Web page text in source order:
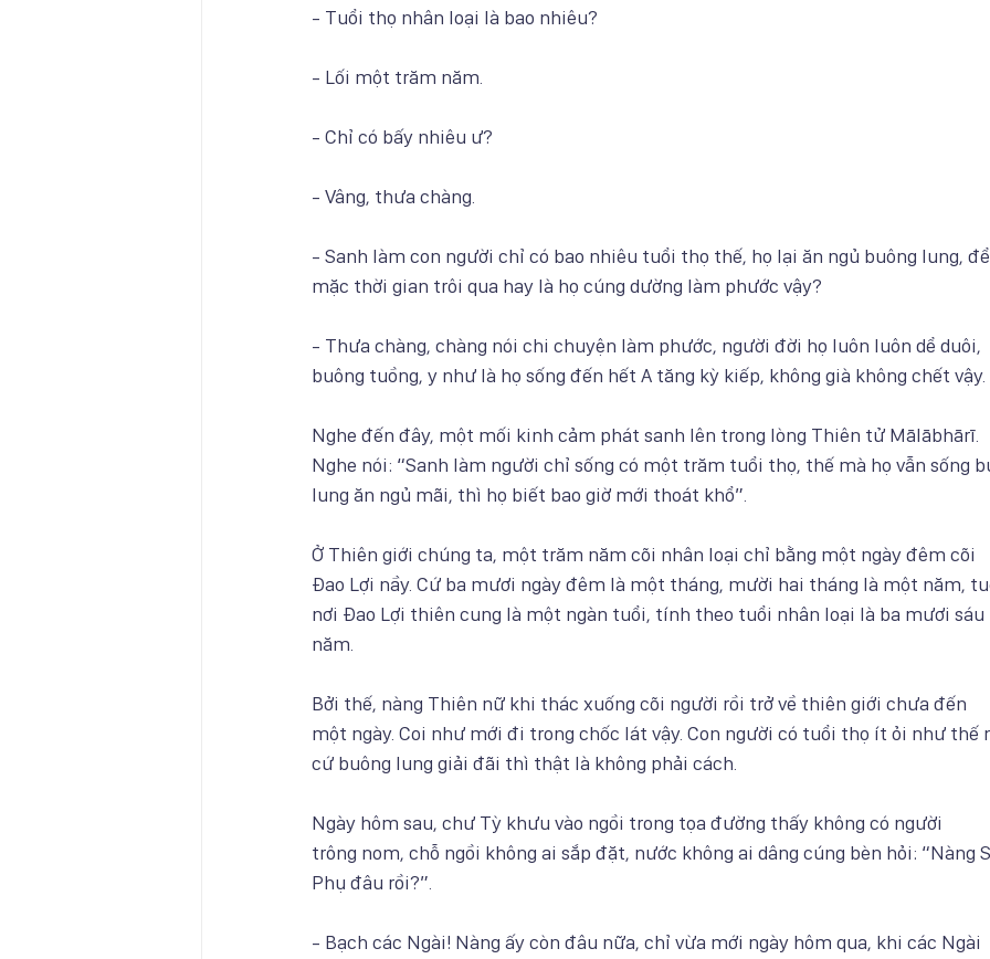
- Tuổi thọ nhân loại là bao nhiêu?
- Lối một trăm năm.
- Chỉ có bấy nhiêu ư?
- Vâng, thưa chàng.
- Sanh làm con người chỉ có bao nhiêu tuổi thọ thế, họ lại ăn ngủ buông lung, để
mặc thời gian trôi qua hay là họ cúng dường làm phước vậy?
- Thưa chàng, chàng nói chi chuyện làm phước, người đời họ luôn luôn dể duôi,
buông tuồng, y như là họ sống đến hết A tăng kỳ kiếp, không già không chết vậy.
Nghe đến đây, một mối kinh cảm phát sanh lên trong lòng Thiên tử Mālābhārī.
Nghe nói: “Sanh làm người chỉ sống có một trăm tuổi thọ, thế mà họ vẫn sống
lung ăn ngủ mãi, thì họ biết bao giờ mới thoát khổ”.
Ở Thiên giới chúng ta, một trăm năm cõi nhân loại chỉ bằng một ngày đêm cõi
Đao Lợi nầy. Cứ ba mươi ngày đêm là một tháng, mười hai tháng là một năm,
nơi Đao Lợi thiên cung là một ngàn tuổi, tính theo tuổi nhân loại là ba mươi
năm.
Bởi thế, nàng Thiên nữ khi thác xuống cõi người rồi trở về thiên giới chưa đến
một ngày. Coi như mới đi trong chốc lát vậy. Con người có tuổi thọ ít ỏi như thế
cứ buông lung giải đãi thì thật là không phải cách.
Ngày hôm sau, chư Tỳ khưu vào ngồi trong tọa đường thấy không có người
trông nom, chỗ ngồi không ai sắp đặt, nước không ai dâng cúng bèn hỏi: “Nàng
Phụ đâu rồi?”.
- Bạch các Ngài! Nàng ấy còn đâu nữa, chỉ vừa mới ngày hôm qua, khi các Ngài